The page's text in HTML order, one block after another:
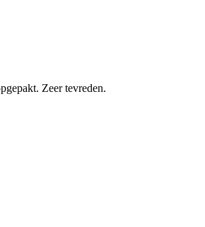
Zeer tevreden.